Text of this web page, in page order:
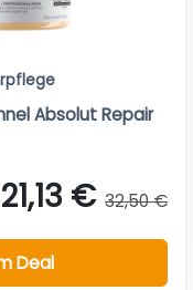
Absolut Repair
21,13 € 32,50 €
Deal